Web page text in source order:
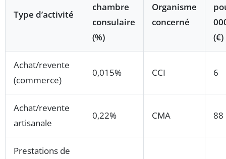
Type d’activité
chambre
consulaire
(%)
Organisme
concerné
(€)
Achat/revente
(commerce)
0,015% CCI 6
Achat/revente
artisanale
0,22% CMA 88
Prestations de